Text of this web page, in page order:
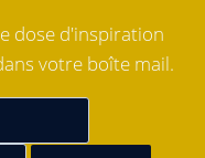
dose d'inspiration
votre boîte mail.